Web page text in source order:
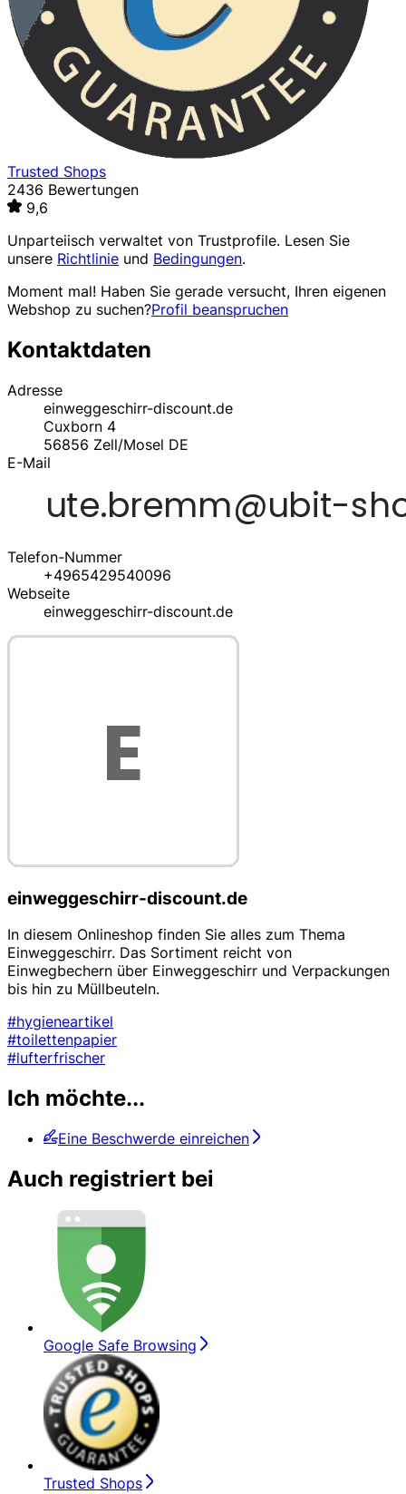
Trusted Shops
2436 Bewertungen
9,6
Unparteiisch verwaltet von Trustprofile. Lesen Sie
unsere Richtlinie und Bedingungen.
Moment mal! Haben Sie gerade versucht, Ihren eigenen
Webshop zu suchen?Profil beanspruchen
Kontaktdaten
Adresse
einweggeschirr-discount.de
Cuxborn 4
56856 Zell/Mosel DE
E-Mail
Telefon-Nummer
+4965429540096
Webseite
einweggeschirr-discount.de
einweggeschirr-discount.de
In diesem Onlineshop finden Sie alles zum Thema
Einweggeschirr. Das Sortiment reicht von
Einwegbechern über Einweggeschirr und Verpackungen
bis hin zu Müllbeuteln.
#hygieneartikel
#toilettenpapier
#lufterfrischer
Ich möchte...
Eine Beschwerde einreichen
Auch registriert bei
Google Safe Browsing
Trusted Shops